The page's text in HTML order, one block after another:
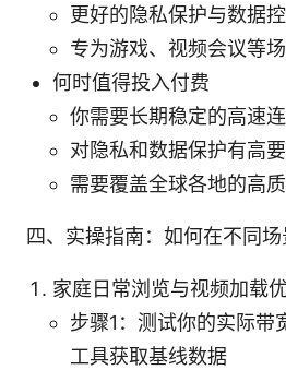
更好的隐私保护与数据
专为游戏、视频会议等
何时值得投入付费
你需要长期稳定的高速
对隐私和数据保护有高
需要覆盖全球各地的高
四、实操指南：如何在不同
家庭日常浏览与视频加载
步骤1：测试你的实际带
工具获取基线数据